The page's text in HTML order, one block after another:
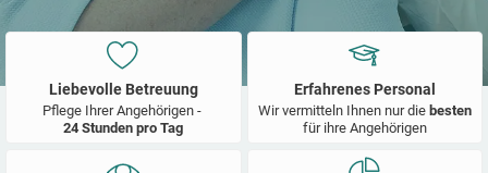
Liebevolle Betreuung
Pflege Ihrer Angehörigen -
24 Stunden pro Tag
Erfahrenes Personal
Wir vermitteln Ihnen nur die besten
für ihre Angehörigen